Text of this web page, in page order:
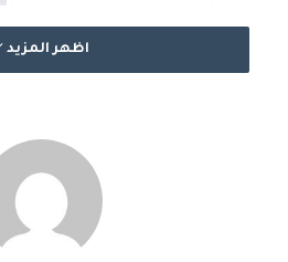
اظهر المزيد